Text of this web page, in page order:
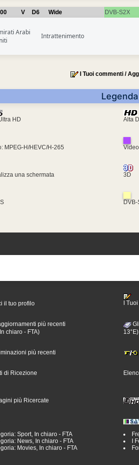
V D6 Wide DVB-S2X
Arabi
Intrattenimento
I Tuoi commenti /
Legenda
HD Alta
MPEG-H/HEVC/H-265
una schermata 3D
DVB-
il tuo profilo
I
più recenti
chiaro - FTA)
13°E)
più recenti
di Ricezione
più Ricercate
Sport, In chiaro - FTA
News, In chiaro - FTA
Movies, In chiaro - FTA
I